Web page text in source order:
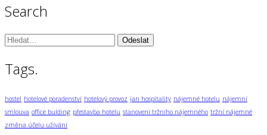
Search
Vyhledávání:
Tags.
hostel hotelové poradenství hotelový provoz jan hospitality nájemné hotelu nájemní
smlouva office bulding přestavba hotelu stanovení tržního nájemného tržní nájemné
změna účelu užívání